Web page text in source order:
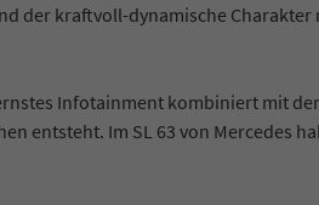
der kraftvoll-dynamische
Infotainment kombiniert mit
entsteht. Im SL 63 von Mercedes